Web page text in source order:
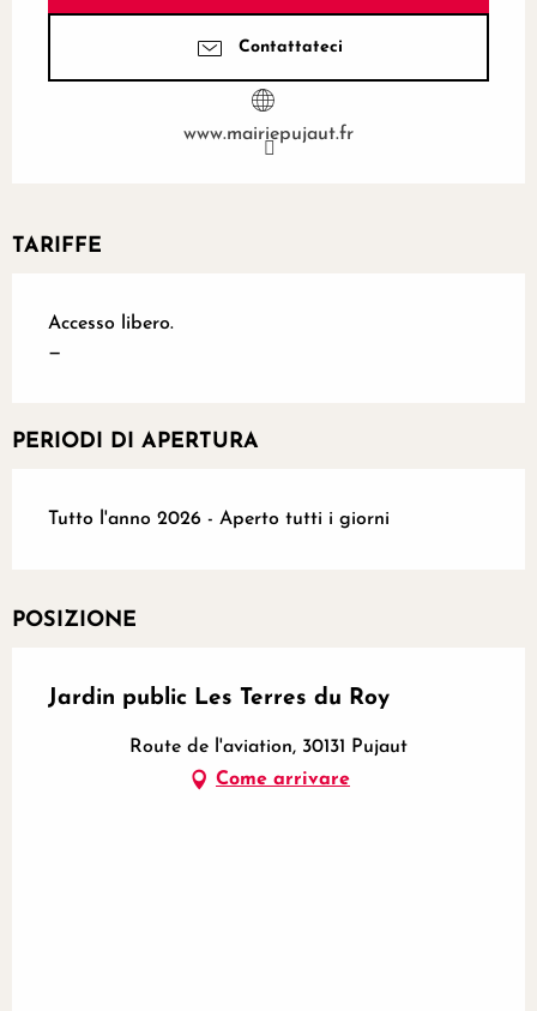
Contattateci
www.mairiepujaut.fr
TARIFFE
Accesso libero.
—
PERIODI DI APERTURA
Tutto l'anno 2026 - Aperto tutti i giorni
POSIZIONE
Jardin public Les Terres du Roy
Route de l'aviation, 30131 Pujaut
Come arrivare